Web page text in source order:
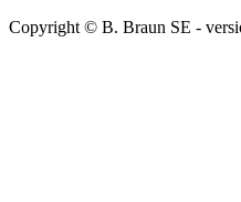
Copyright © B. Braun SE -